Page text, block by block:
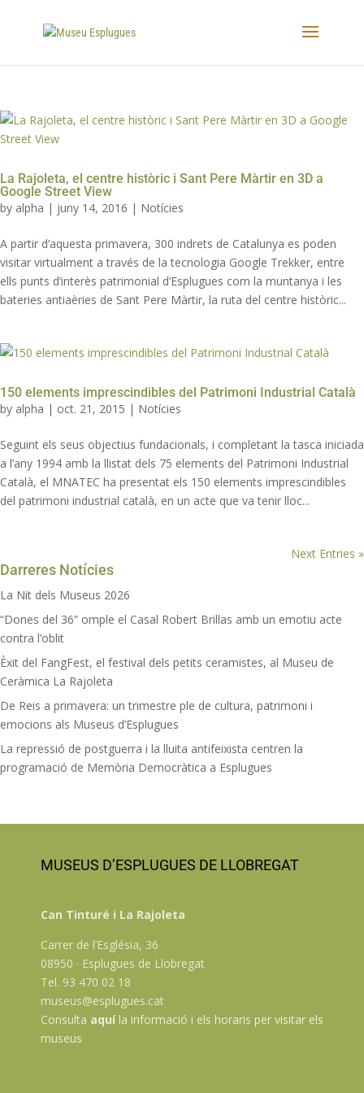
La Rajoleta, el centre històric i Sant Pere Màrtir en 3D a
Google Street View
by alpha | juny 14, 2016 | Notícies
A partir d’aquesta primavera, 300 indrets de Catalunya es poden
visitar virtualment a través de la tecnologia Google Trekker, entre
ells punts d’interès patrimonial d’Esplugues com la muntanya i les
bateries antiaèries de Sant Pere Màrtir, la ruta del centre històric...
150 elements imprescindibles del Patrimoni Industrial Català
by alpha | oct. 21, 2015 | Notícies
Seguint els seus objectius fundacionals, i completant la tasca iniciada
a l’any 1994 amb la llistat dels 75 elements del Patrimoni Industrial
Català, el MNATEC ha presentat els 150 elements imprescindibles
del patrimoni industrial català, en un acte que va tenir lloc...
Next Entries »
Darreres Notícies
La Nit dels Museus 2026
“Dones del 36” omple el Casal Robert Brillas amb un emotiu acte
contra l’oblit
Èxit del FangFest, el festival dels petits ceramistes, al Museu de
Ceràmica La Rajoleta
De Reis a primavera: un trimestre ple de cultura, patrimoni i
emocions als Museus d’Esplugues
La repressió de postguerra i la lluita antifeixista centren la
programació de Memòria Democràtica a Esplugues
MUSEUS D’ESPLUGUES DE LLOBREGAT
Can Tinturé i La Rajoleta
Carrer de l’Església, 36
08950 · Esplugues de Llobregat
Tel. 93 470 02 18
museus@esplugues.cat
Consulta aquíla informació i els horaris per visitar els
museus